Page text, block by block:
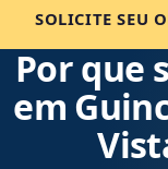
SOLICITE SEU
Por que
em